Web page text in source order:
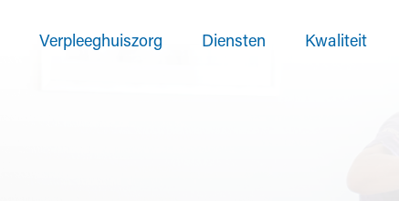
Verpleeghuiszorg Diensten Kwaliteit